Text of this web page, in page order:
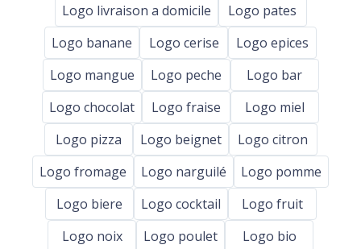
Logo livraison a domicile
Logo pates
Logo banane
Logo cerise
Logo epices
Logo mangue
Logo peche
Logo bar
Logo chocolat
Logo fraise
Logo miel
Logo pizza
Logo beignet
Logo citron
Logo fromage
Logo narguilé
Logo pomme
Logo biere
Logo cocktail
Logo fruit
Logo noix
Logo poulet
Logo bio